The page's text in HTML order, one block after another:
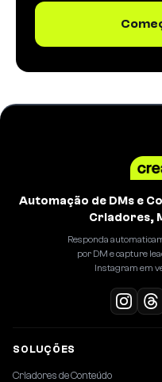
Automação de DMs e
Criadores,
Responda
por DM e capture
Instagram em
SOLUÇÕES
Criadores de Conteúdo